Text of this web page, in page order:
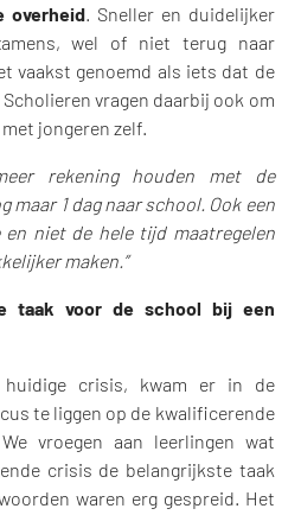
overheid . Sneller en duidelijker
wel of niet terug naar
vaakst genoemd als iets dat de
vragen daarbij ook om
jongeren zelf.
rekening houden met de
maar 1 dag naar school. Ook een
niet de hele tijd maatregelen
maken.”
taak voor de school bij een
crisis, kwam er in de
te liggen op de kwalificerende
vroegen aan leerlingen wat
crisis de belangrijkste taak
waren erg gespreid. Het